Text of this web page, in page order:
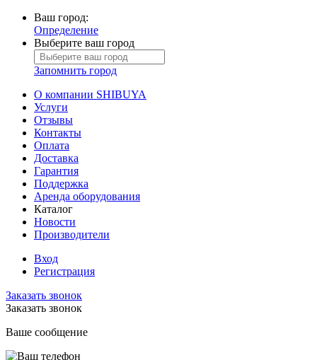
Ваш город:
Определение
Выберите ваш город
Запомнить город
О компании SHIBUYA
Услуги
Отзывы
Контакты
Оплата
Доставка
Гарантия
Поддержка
Аренда оборудования
Каталог
Новости
Производители
Вход
Регистрация
Заказать звонок
Заказать звонок
Ваше сообщение